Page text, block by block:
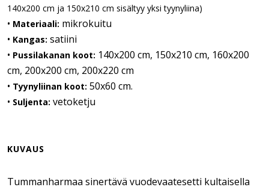
140x200 cm ja 150x210 cm sisältyy yksi tyynyliina)
• Materiaali: mikrokuitu
• Kangas: satiini
• Pussilakanan koot: 140x200 cm, 150x210 cm, 160x200
cm, 200x200 cm, 200x220 cm
• Tyynyliinan koot: 50x60 cm.
• Suljenta: vetoketju
KUVAUS
Tummanharmaa sinertävä vuodevaatesetti kultaisella